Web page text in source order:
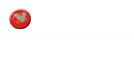
Pular